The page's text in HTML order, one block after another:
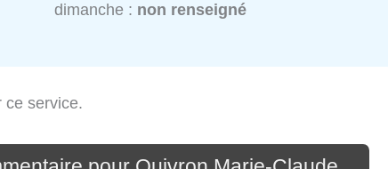
dimanche : non renseigné
ce service.